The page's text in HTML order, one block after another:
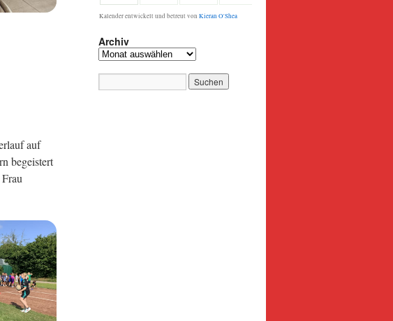
auf
begeistert
Kalender entwickelt und betreut von Kieran O'Shea
Archiv
Archiv